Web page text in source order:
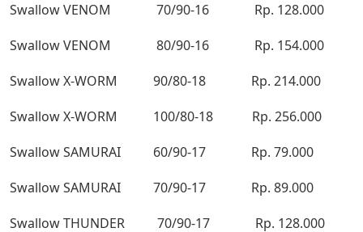
Swallow VENOM 70/90-16 Rp. 128.000
Swallow VENOM 80/90-16 Rp. 154.000
Swallow X-WORM 90/80-18 Rp. 214.000
Swallow X-WORM 100/80-18 Rp. 256.000
Swallow SAMURAI 60/90-17 Rp. 79.000
Swallow SAMURAI 70/90-17 Rp. 89.000
Swallow THUNDER 70/90-17 Rp. 128.000